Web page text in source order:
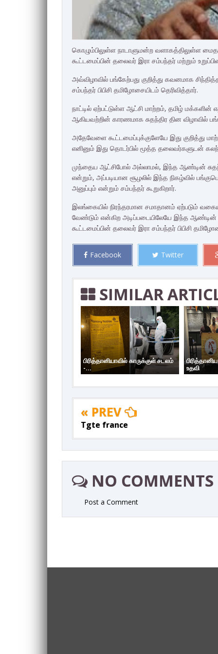
கொழும்பிலுள்ள நாடாளுமன்ற வளாகத்திலுள்ள
கூட்டமைப்பின் தலைவர் இரா சம்பந்தர் மற்றும்
அவ்விழாவில் பங்கேற்பது குறித்து கவனமாக
சம்பந்தர் பிபிசி தமிழோசையிடம் தெரிவித்தார்.
நாட்டில் ஏற்பட்டுள்ள ஆட்சி மாற்றம், தமிழ் மக்களின்
ஆகியவற்றின் காரணமாக சுதந்திர தின விழாவில்
அதேவேளை கூட்டமைப்புக்குளேயே இது குறித்து
எனினும் இது தொடர்பில் மூத்த தலைவர்களுடன்
முந்தைய ஆட்சிபோல் அல்லாமல், இந்த ஆண்டின்
என்றும், அப்படியான சூழலில் இந்த நிகழ்வில்
அனுப்பும் என்றும் சம்பந்தர் கூறுகிறார்.
இலங்கையில் நிரந்தரமான சமாதானம் ஏற்படும்
வேண்டும் என்கிற அடிப்படையிலேயே இந்த ஆண்டின்
கூட்டமைப்பின் தலைவர் இரா சம்பந்தர் பிபிசி
Facebook Twitter
SIMILAR
பிரித்தானியாவில் காருக்குள் சடலம்
-...
உதவி
« PREV
Tgte france
NO COMMENTS
Post a Comment